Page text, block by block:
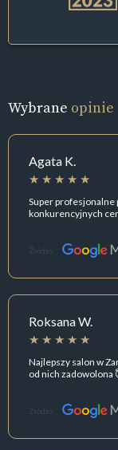
Wybrane opinie
Agata K.
Super profesjonalne
konkurencyjnych
Źródło:
Roksana W.
Najlepszy salon w
od nich zadowolona
Źródło: